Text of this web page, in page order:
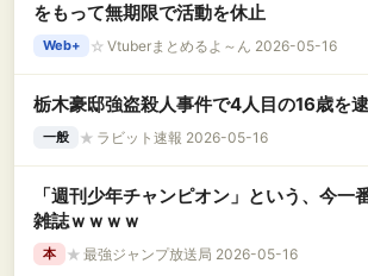
をもって無期限で活動を休止
Web+ ☆ Vtuberまとめるよ～ん 2026-05-16
栃木豪邸強盗殺人事件で4人目の16歳を
一般 ★ ラビット速報 2026-05-16
「週刊少年チャンピオン」という、今一
雑誌ｗｗｗｗ
本 ★ 最強ジャンプ放送局 2026-05-16